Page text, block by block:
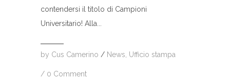
contendersi il titolo di Campioni
Universitario! Alla...
by Cus Camerino / News, Ufficio stampa
/ 0 Comment